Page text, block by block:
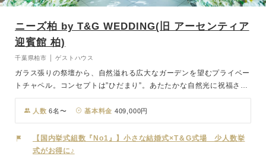
ニーズ柏 by T&G WEDDING(旧 アーセンティア
迎賓館 柏)
千葉県柏市 │ ゲストハウス
ガラス張りの祭壇から、自然溢れる広大なガーデンを望むプライベー
トチャペル。コンセプトは”ひだまり”。あたたかな自然光に祝福され
る感動的でアットホームな挙式が叶います。広大な森のガーデンの中
の貸切邸宅。チャペルからバンケットまで、オールガーデンビューの
邸宅で、緑に囲まれたハウスウェディングが叶います。白を基調とし
たパーティ会場は、気品あふれる上質空間。主役の花嫁をひときわ引
き立てる大階段や特別な輝きを放つシャンデリアがアクセントとなっ
人数 6名〜 基本料金 409,000円
【国内挙式組数『No1』】小さな結婚式×T＆G式場 少人数挙
式がお得に♪